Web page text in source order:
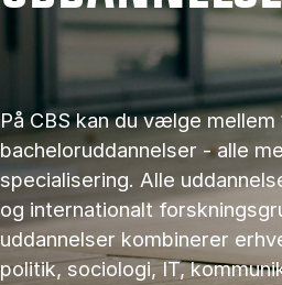
På CBS kan du vælge mellem
bacheloruddannelser - alle
specialisering. Alle
og internationalt
uddannelser kombinerer
politik, sociologi, IT,